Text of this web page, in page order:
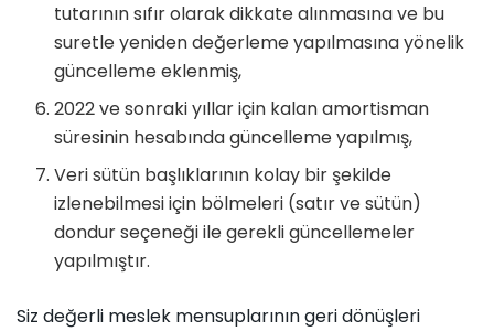
tutarının sıfır olarak dikkate alınmasına ve bu
suretle yeniden değerleme yapılmasına yönelik
güncelleme eklenmiş,
2022 ve sonraki yıllar için kalan amortisman
süresinin hesabında güncelleme yapılmış,
Veri sütün başlıklarının kolay bir şekilde
izlenebilmesi için bölmeleri (satır ve sütün)
dondur seçeneği ile gerekli güncellemeler
yapılmıştır.
Siz değerli meslek mensuplarının geri dönüşleri